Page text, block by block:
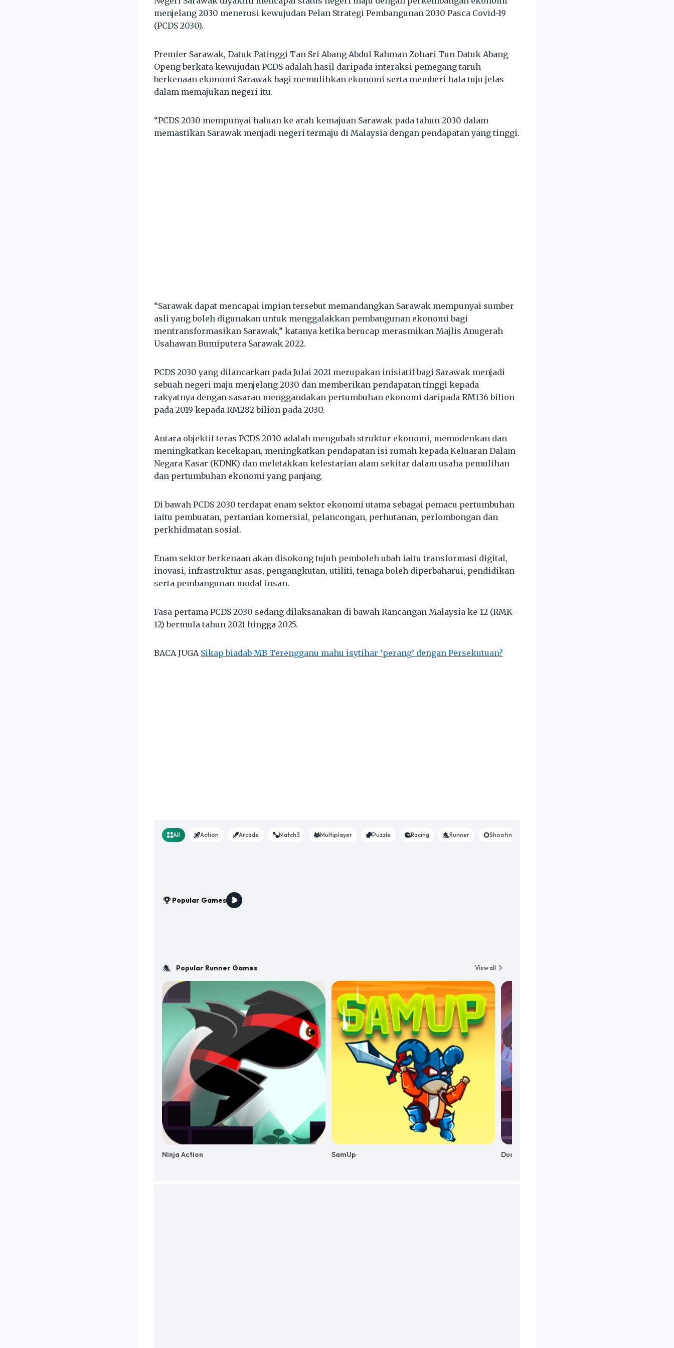
menjelang 2030 menerusi kewujudan Pelan Strategi Pembangunan 2030 Pasca Covid-19
(PCDS 2030).
Premier Sarawak, Datuk Patinggi Tan Sri Abang Abdul Rahman Zohari Tun Datuk Abang
Openg berkata kewujudan PCDS adalah hasil daripada interaksi pemegang taruh
berkenaan ekonomi Sarawak bagi memulihkan ekonomi serta memberi hala tuju jelas
dalam memajukan negeri itu.
“PCDS 2030 mempunyai haluan ke arah kemajuan Sarawak pada tahun 2030 dalam
memastikan Sarawak menjadi negeri termaju di Malaysia dengan pendapatan yang tinggi.
“Sarawak dapat mencapai impian tersebut memandangkan Sarawak mempunyai sumber
asli yang boleh digunakan untuk menggalakkan pembangunan ekonomi bagi
mentransformasikan Sarawak,” katanya ketika berucap merasmikan Majlis Anugerah
Usahawan Bumiputera Sarawak 2022.
PCDS 2030 yang dilancarkan pada Julai 2021 merupakan inisiatif bagi Sarawak menjadi
sebuah negeri maju menjelang 2030 dan memberikan pendapatan tinggi kepada
rakyatnya dengan sasaran menggandakan pertumbuhan ekonomi daripada RM136 bilion
pada 2019 kepada RM282 bilion pada 2030.
Antara objektif teras PCDS 2030 adalah mengubah struktur ekonomi, memodenkan dan
meningkatkan kecekapan, meningkatkan pendapatan isi rumah kepada Keluaran Dalam
Negara Kasar (KDNK) dan meletakkan kelestarian alam sekitar dalam usaha pemulihan
dan pertumbuhan ekonomi yang panjang.
Di bawah PCDS 2030 terdapat enam sektor ekonomi utama sebagai pemacu pertumbuhan
iaitu pembuatan, pertanian komersial, pelancongan, perhutanan, perlombongan dan
perkhidmatan sosial.
Enam sektor berkenaan akan disokong tujuh pemboleh ubah iaitu transformasi digital,
inovasi, infrastruktur asas, pengangkutan, utiliti, tenaga boleh diperbaharui, pendidikan
serta pembangunan modal insan.
Fasa pertama PCDS 2030 sedang dilaksanakan di bawah Rancangan Malaysia ke-12 (RMK-
12) bermula tahun 2021 hingga 2025.
BACA JUGA Sikap biadab MB Terengganu mahu isytihar ‘perang’ dengan Persekutuan?